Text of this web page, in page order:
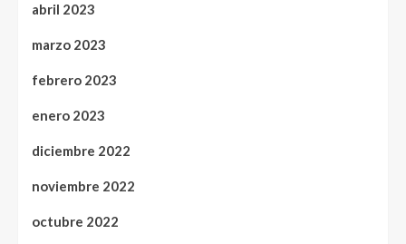
abril 2023
marzo 2023
febrero 2023
enero 2023
diciembre 2022
noviembre 2022
octubre 2022